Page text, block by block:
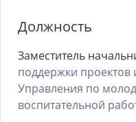
Должность
Заместитель
поддержки
Управления по
воспитательной